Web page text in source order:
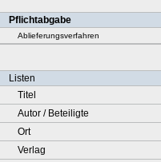
Pflichtabgabe
Ablieferungsverfahren
Listen
Titel
Autor / Beteiligte
Ort
Verlag